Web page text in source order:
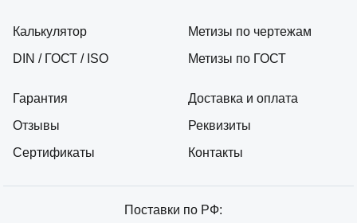
Калькулятор
DIN / ГОСТ / ISO
Гарантия
Отзывы
Сертификаты
Метизы по чертежам
Метизы по ГОСТ
Доставка и оплата
Реквизиты
Контакты
Поставки по РФ: